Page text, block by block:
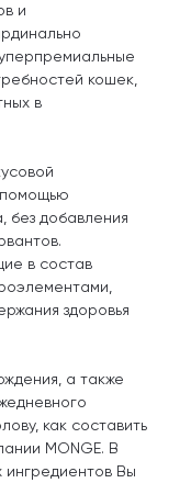
и
кошек,
в
помощью
без добавления
в состав
здоровья
а также
как составить
MONGE. В
ингредиентов Вы